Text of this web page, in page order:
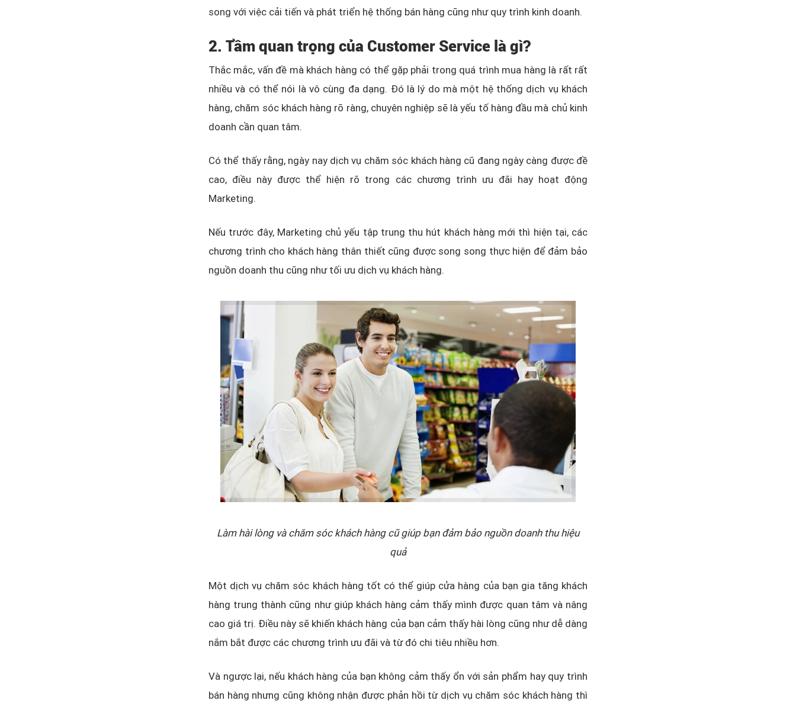
song với việc cải tiến và phát triển hệ thống bán hàng cũng như quy trình kinh doanh.
2. Tầm quan trọng của Customer Service là gì?
Thắc mắc, vấn đề mà khách hàng có thể gặp phải trong quá trình mua hàng là rất rất
nhiều và có thể nói là vô cùng đa dạng. Đó là lý do mà một hệ thống dịch vụ khách
hàng, chăm sóc khách hàng rõ ràng, chuyên nghiệp sẽ là yếu tố hàng đầu mà chủ kinh
doanh cần quan tâm.
Có thể thấy rằng, ngày nay dịch vụ chăm sóc khách hàng cũ đang ngày càng được đề
cao, điều này được thể hiện rõ trong các chương trình ưu đãi hay hoạt động
Marketing.
Nếu trước đây, Marketing chủ yếu tập trung thu hút khách hàng mới thì hiện tại, các
chương trình cho khách hàng thân thiết cũng được song song thực hiện để đảm bảo
nguồn doanh thu cũng như tối ưu dịch vụ khách hàng.
Làm hài lòng và chăm sóc khách hàng cũ giúp bạn đảm bảo nguồn doanh thu hiệu
quả
Một dịch vụ chăm sóc khách hàng tốt có thể giúp cửa hàng của bạn gia tăng khách
hàng trung thành cũng như giúp khách hàng cảm thấy mình được quan tâm và nâng
cao giá trị. Điều này sẽ khiến khách hàng của bạn cảm thấy hài lòng cũng như dễ dàng
nắm bắt được các chương trình ưu đãi và từ đó chi tiêu nhiều hơn.
Và ngược lại, nếu khách hàng của bạn không cảm thấy ổn với sản phẩm hay quy trình
bán hàng nhưng cũng không nhận được phản hồi từ dịch vụ chăm sóc khách hàng thì